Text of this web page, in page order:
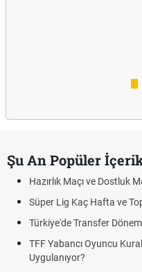
Şu An Popüler
Hazırlık Maçı ve Dostluk
Süper Lig Kaç Hafta ve
Türkiye'de Transfer
TFF Yabancı Oyuncu
Uygulanıyor?